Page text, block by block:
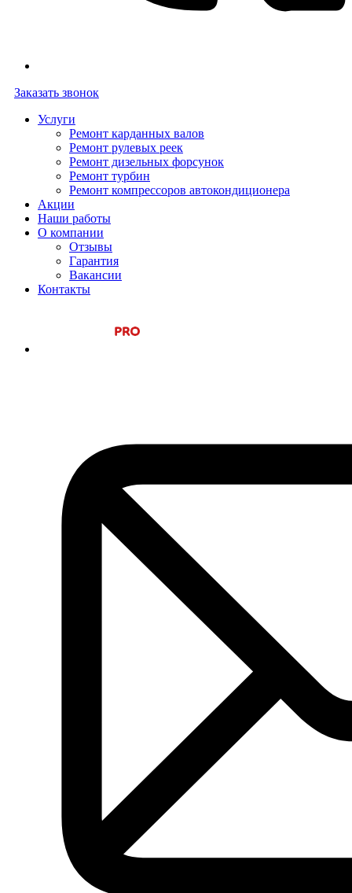
Заказать звонок
Услуги
Ремонт карданных валов
Ремонт рулевых реек
Ремонт дизельных форсунок
Ремонт турбин
Ремонт компрессоров автокондиционера
Акции
Наши работы
О компании
Отзывы
Гарантия
Вакансии
Контакты